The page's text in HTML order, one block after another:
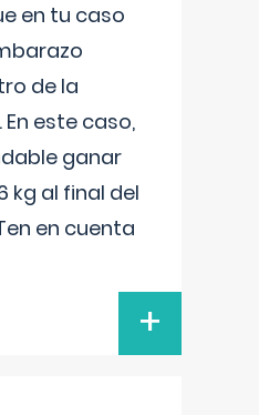
en tu caso
de la
este caso,
ganar
kg al final del
en cuenta
+